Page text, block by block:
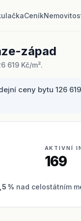
Ceník
západ
619 Kč/m².
ceny bytu 126
AKTIVNÍ
169
% nad celostátním